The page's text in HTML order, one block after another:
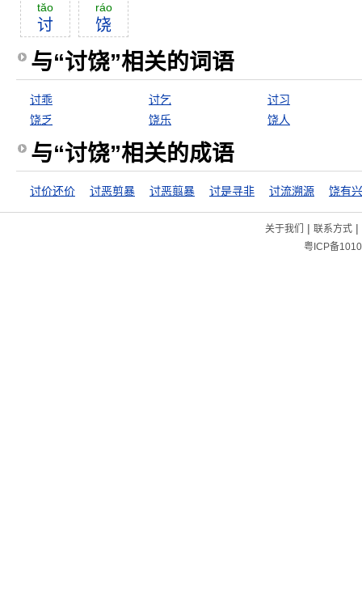
tăo
讨
ráo
饶
与“讨饶”相关的词语
讨乖 讨乞
讨习
饶乏
饶乐 饶人
与“讨饶”相关的成语
讨价还价 讨恶剪暴 讨恶翦暴 讨是寻非 讨流溯源 饶有
关于我们 | 联系方式|
粤ICP备